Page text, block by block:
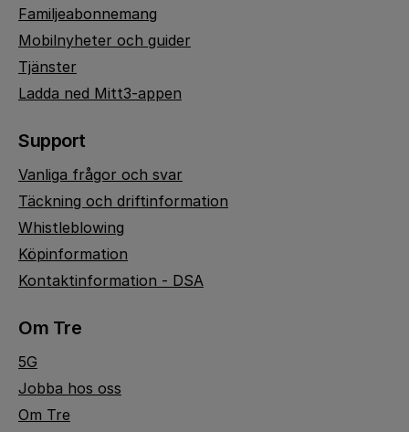
Familjeabonnemang
Mobilnyheter och guider
Tjänster
Ladda ned Mitt3-appen
Support
Vanliga frågor och svar
Täckning och driftinformation
Whistleblowing
Köpinformation
Kontaktinformation - DSA
Om Tre
5G
Jobba hos oss
Om Tre